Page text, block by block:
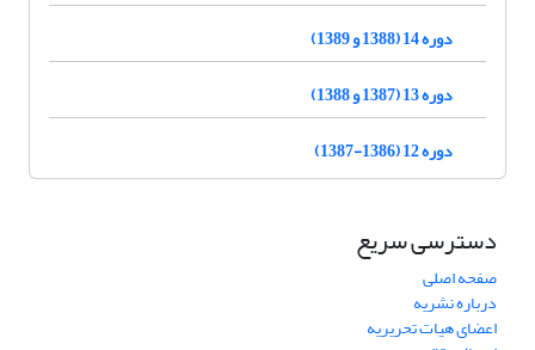
دوره 14 (1388 و 1389)
دوره 13 (1387 و 1388)
دوره 12 (1386-1387)
دسترسی سریع
صفحه اصلی
درباره نشریه
اعضای هیات تحریریه